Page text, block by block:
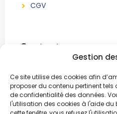
Gestion
Ce site utilise des cookies afin
proposer du contenu pertinent
de confidentialité des données.
l'utilisation des cookies à l'aide
CGV
Contact
Association sans but
51, Chemin Bertinchamps
1421 Ophain